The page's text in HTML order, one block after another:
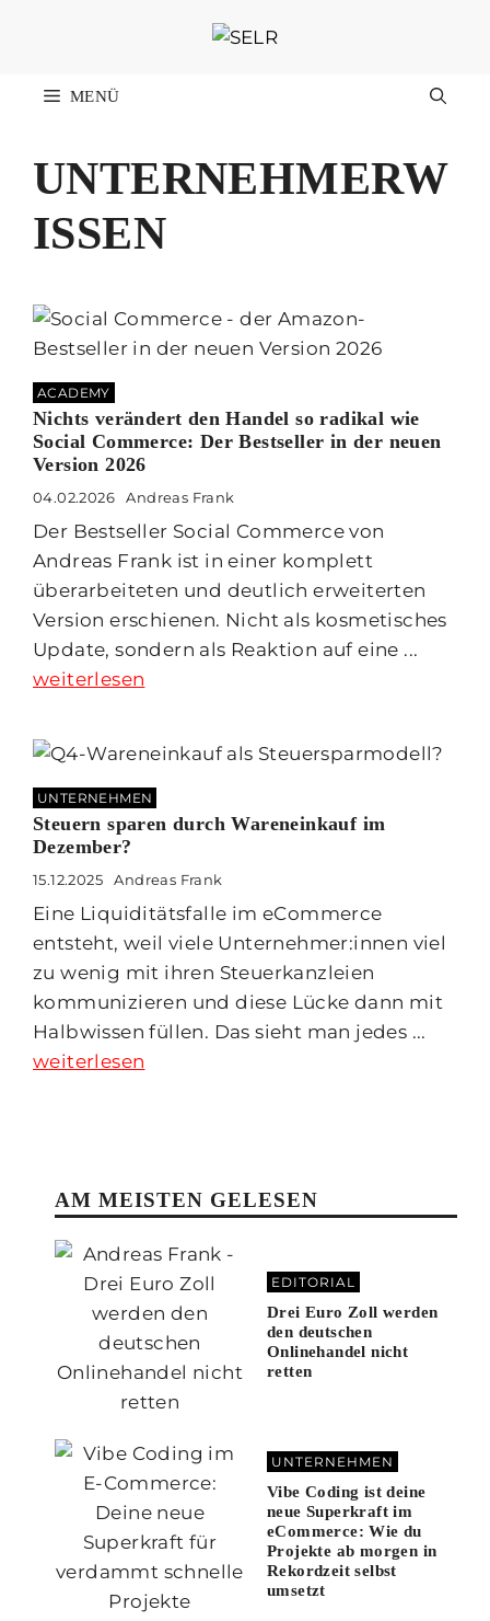
MENÜ
UNTERNEHMERW
ISSEN
ACADEMY
Nichts verändert den Handel so radikal wie
Social Commerce: Der Bestseller in der neuen
Version 2026
04.02.2026 Andreas Frank
Der Bestseller Social Commerce von
Andreas Frank ist in einer komplett
überarbeiteten und deutlich erweiterten
Version erschienen. Nicht als kosmetisches
Update, sondern als Reaktion auf eine ...
weiterlesen
UNTERNEHMEN
Steuern sparen durch Wareneinkauf im
Dezember?
15.12.2025 Andreas Frank
Eine Liquiditätsfalle im eCommerce
entsteht, weil viele Unternehmer:innen viel
zu wenig mit ihren Steuerkanzleien
kommunizieren und diese Lücke dann mit
Halbwissen füllen. Das sieht man jedes ...
weiterlesen
AM MEISTEN GELESEN
EDITORIAL
Drei Euro Zoll werden
den deutschen
Onlinehandel nicht
retten
UNTERNEHMEN
Vibe Coding ist deine
neue Superkraft im
eCommerce: Wie du
Projekte ab morgen in
Rekordzeit selbst
umsetzt